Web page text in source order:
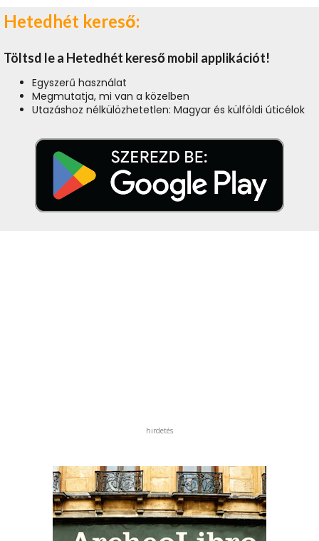
Hetedhét kereső:
Töltsd le a Hetedhét kereső mobil applikációt!
Egyszerű használat
Megmutatja, mi van a közelben
Utazáshoz nélkülözhetetlen: Magyar és külföldi úticélok
hirdetés